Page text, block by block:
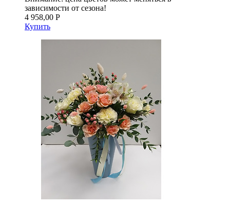
зависимости от сезона!
4 958,00 Р
Купить